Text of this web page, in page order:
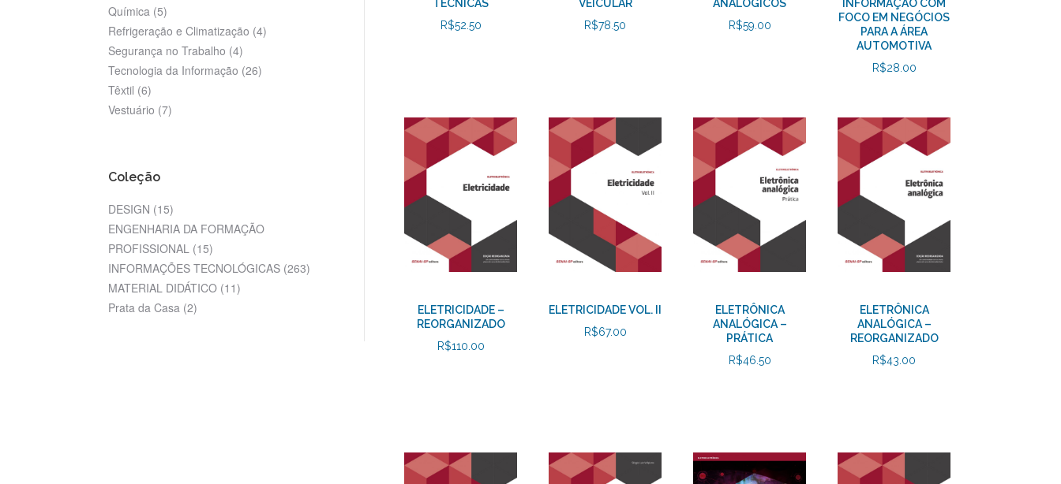
TÉCNICAS
R$52.50
VEICULAR
R$78.50
ANALÓGICOS
R$59.00
INFORMAÇÃO COM
FOCO EM NEGÓCIOS
PARA A ÁREA
AUTOMOTIVA
R$28.00
ELETRICIDADE –
REORGANIZADO
R$110.00
ELETRICIDADE VOL. II
R$67.00
ELETRÔNICA
ANALÓGICA –
PRÁTICA
R$46.50
ELETRÔNICA
ANALÓGICA –
REORGANIZADO
R$43.00
Química (5)
Refrigeração e Climatização (4)
Segurança no Trabalho (4)
Tecnologia da Informação (26)
Têxtil (6)
Vestuário (7)
Coleção
DESIGN (15)
ENGENHARIA DA FORMAÇÃO
PROFISSIONAL (15)
INFORMAÇÕES TECNOLÓGICAS (263)
MATERIAL DIDÁTICO (11)
Prata da Casa (2)